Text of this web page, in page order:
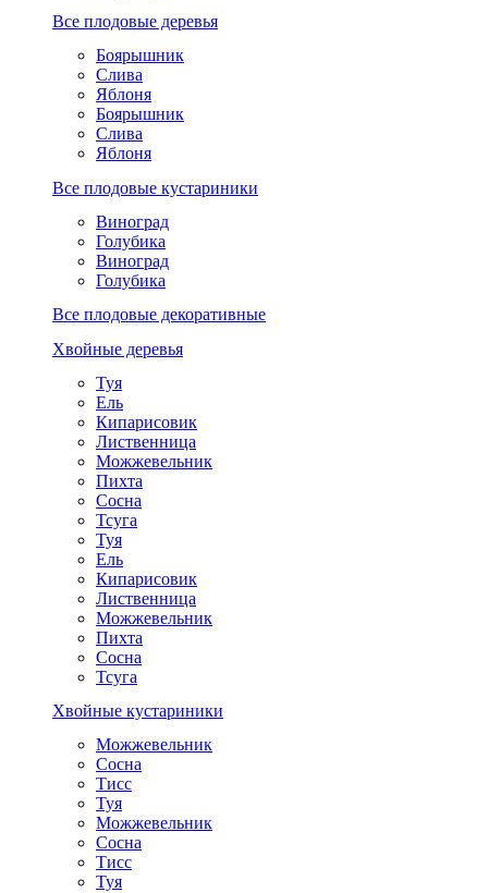
Все плодовые деревья
Боярышник
Слива
Яблоня
Боярышник
Слива
Яблоня
Все плодовые кустариники
Виноград
Голубика
Виноград
Голубика
Все плодовые декоративные
Хвойные деревья
Туя
Ель
Кипарисовик
Лиственница
Можжевельник
Пихта
Сосна
Тсуга
Туя
Ель
Кипарисовик
Лиственница
Можжевельник
Пихта
Сосна
Тсуга
Хвойные кустариники
Можжевельник
Сосна
Тисс
Туя
Можжевельник
Сосна
Тисс
Туя